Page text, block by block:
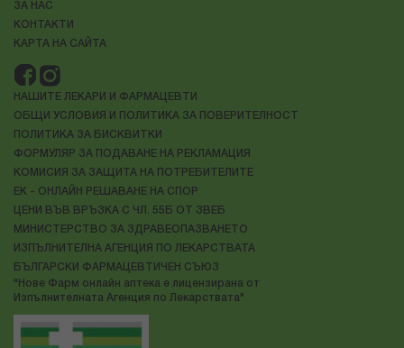
ЗА НАС
КОНТАКТИ
КАРТА НА САЙТА
НАШИТЕ ЛЕКАРИ И ФАРМАЦЕВТИ
ОБЩИ УСЛОВИЯ И ПОЛИТИКА ЗА ПОВЕРИТЕЛНОСТ
ПОЛИТИКА ЗА БИСКВИТКИ
ФОРМУЛЯР ЗА ПОДАВАНЕ НА РЕКЛАМАЦИЯ
КОМИСИЯ ЗА ЗАЩИТА НА ПОТРЕБИТЕЛИТЕ
ЕК - ОНЛАЙН РЕШАВАНЕ НА СПОР
ЦЕНИ ВЪВ ВРЪЗКА С ЧЛ. 55Б ОТ ЗВЕБ
МИНИСТЕРСТВО ЗА ЗДРАВЕОПАЗВАНЕТО
ИЗПЪЛНИТЕЛНА АГЕНЦИЯ ПО ЛЕКАРСТВАТА
БЪЛГАРСКИ ФАРМАЦЕВТИЧЕН СЪЮЗ
"Нове Фарм онлайн аптека е лицензирана от
Изпълнителната Агенция по Лекарствата"